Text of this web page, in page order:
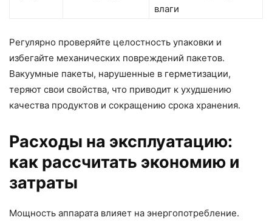
влаги
Регулярно проверяйте целостность упаковки и
избегайте механических повреждений пакетов.
Вакуумные пакеты, нарушенные в герметизации,
теряют свои свойства, что приводит к ухудшению
качества продуктов и сокращению срока хранения.
Расходы на эксплуатацию:
как рассчитать экономию и
затраты
Мощность аппарата влияет на энергопотребление.